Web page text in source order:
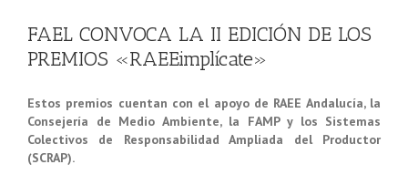
FAEL CONVOCA LA II EDICIÓN DE LOS
PREMIOS «RAEEimplícate»
Estos premios cuentan con el apoyo de RAEE Andalucía, la
Consejería de Medio Ambiente, la FAMP y los Sistemas
Colectivos de Responsabilidad Ampliada del Productor
(SCRAP).